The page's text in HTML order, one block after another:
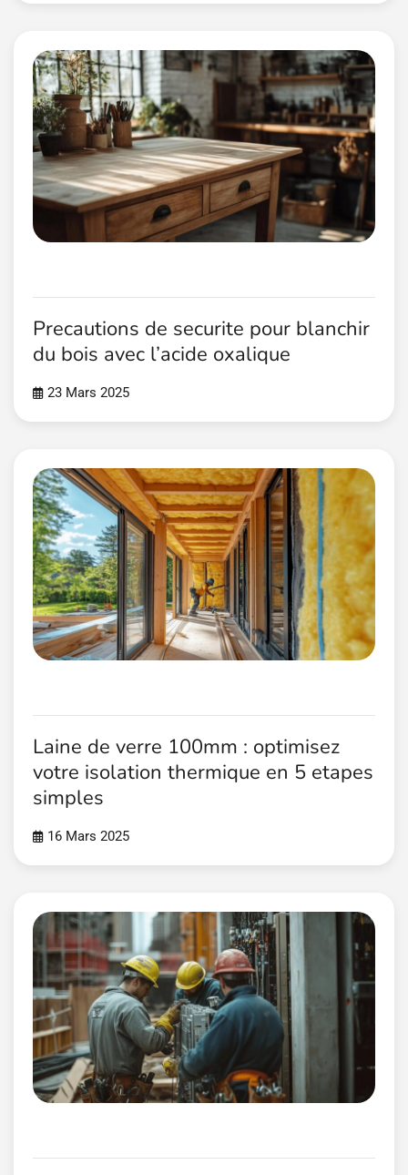
Precautions de securite pour blanchir
du bois avec l’acide oxalique
23 Mars 2025
Laine de verre 100mm : optimisez
votre isolation thermique en 5 etapes
simples
16 Mars 2025